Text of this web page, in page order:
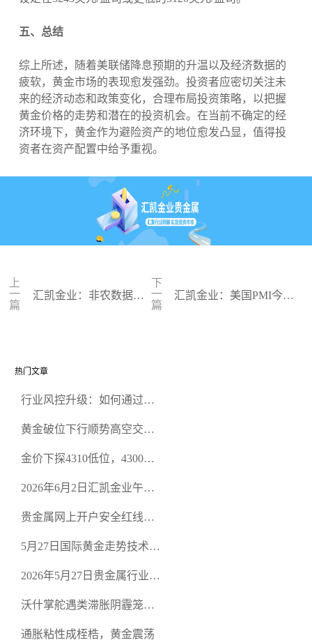
五、总结
综上所述，随着美联储降息预期的升温以及经济数据的
疲软，黄金市场的表现愈发强劲。投资者应密切关注未
来的经济动态和政策变化，合理布局投资策略，以把握
黄金价格的走势和潜在的投资机会。在当前不确定的经
济环境下，黄金作为避险资产的地位愈发凸显，值得投
资者在资产配置中给予重视。
上
一
篇
汇凯金业：非农数据今
下
一
篇
汇凯金业：美国PMI今晚
热门文章
行业风控升级：如何通过正
规黄金开户交易平台？
黄金破位下行顺势高空交易
金价下探4310低位，4300关
2026年6月2日汇凯金业午盘
空头清算算法如何布防？
贵金属网上开户安全红线：
恶意洗盘陷阱
5月27日国际黄金走势技术盘
规黄金平台全方位行情解析
2026年5月27日贵金属行业新
正规贵金属开户平台迎开户
热潮
沃什掌舵遇类滞胀阴霾笼
通胀粘性成桎梏，黄金震荡